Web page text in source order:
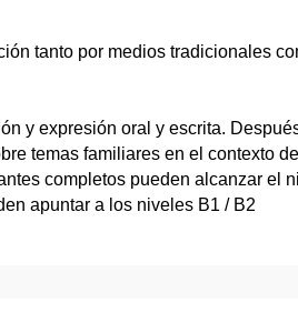
tanto por medios tradicionales
y expresión oral y escrita.
temas familiares en el contexto
completos pueden alcanzar el
apuntar a los niveles B1 / B2